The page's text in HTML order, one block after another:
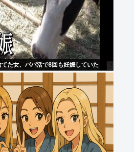
てた女、パパ活で8回も妊娠していた